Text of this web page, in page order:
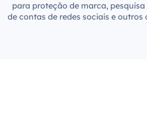
para proteção de marca,
de contas de redes sociais e